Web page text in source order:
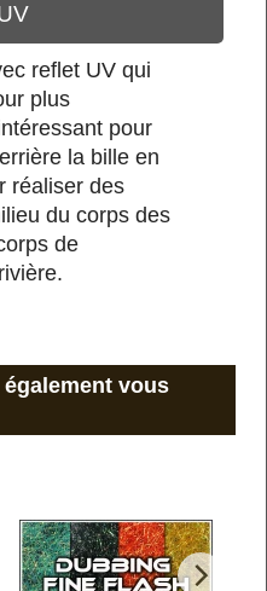
reflet UV qui
plus
pour
la bille en
réaliser des
du corps des
de
vous